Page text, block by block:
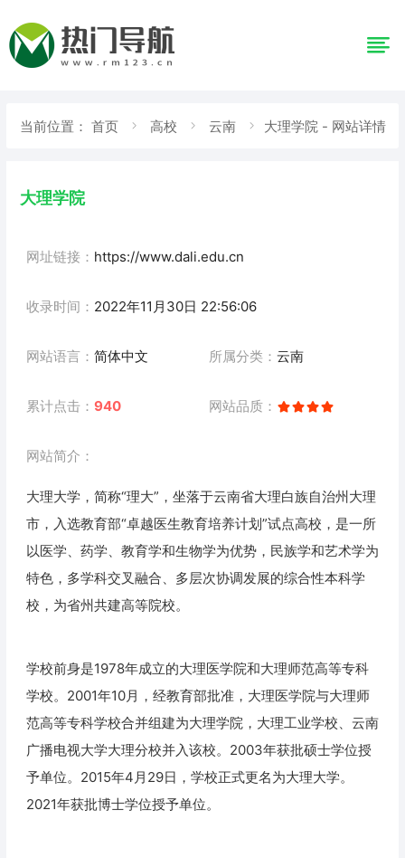
当前位置： 首页 高校 云南 大理学院 - 网站详情
大理学院
网址链接： https://www.dali.edu.cn
收录时间： 2022年11月30日 22:56:06
网站语言： 简体中文 所属分类： 云南
累计点击： 940 网站品质：
网站简介：
大理大学，简称“理大”，坐落于云南省大理白族自治州大理
市，入选教育部“卓越医生教育培养计划”试点高校，是一所
以医学、药学、教育学和生物学为优势，民族学和艺术学为
特色，多学科交叉融合、多层次协调发展的综合性本科学
校，为省州共建高等院校。
学校前身是1978年成立的大理医学院和大理师范高等专科
学校。2001年10月，经教育部批准，大理医学院与大理师
范高等专科学校合并组建为大理学院，大理工业学校、云南
广播电视大学大理分校并入该校。2003年获批硕士学位授
予单位。2015年4月29日，学校正式更名为大理大学。
2021年获批博士学位授予单位。